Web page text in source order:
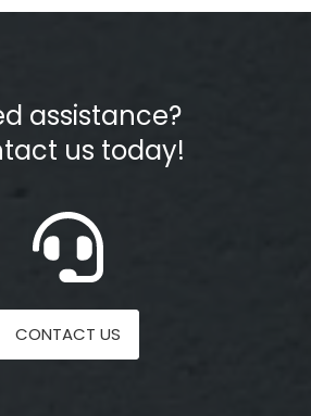
assistance?
us today!
CONTACT US